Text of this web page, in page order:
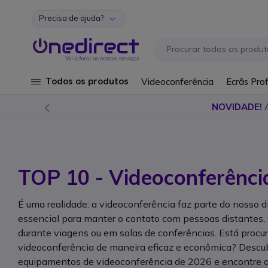
Ir para o Conteúdo
Precisa de ajuda?
Todos os produtos Videoconferência Ecrãs
NOVIDADE!
TOP 10 -
É uma realidade: a videoconferência faz parte do nosso
essencial para manter o contato com pessoas
durante viagens ou em salas de conferências. Está
videoconferência de maneira eficaz e econômica?
equipamentos de videoconferência de 2026 e encontre